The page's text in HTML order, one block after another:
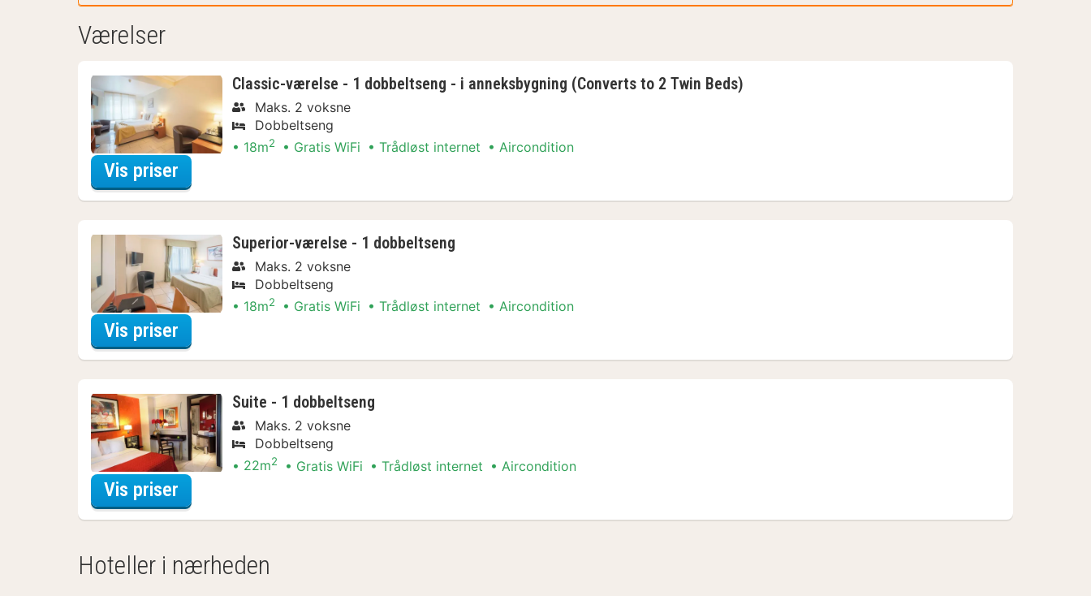
Værelser
Classic-værelse - 1 dobbeltseng - i anneksbygning (Converts to 2 Twin Beds)
Maks. 2 voksne
Dobbeltseng
18m2 Gratis WiFi Trådløst internet Aircondition
Vis priser
Superior-værelse - 1 dobbeltseng
Maks. 2 voksne
Dobbeltseng
18m2 Gratis WiFi Trådløst internet Aircondition
Vis priser
Suite - 1 dobbeltseng
Maks. 2 voksne
Dobbeltseng
22m2 Gratis WiFi Trådløst internet Aircondition
Vis priser
Hoteller i nærheden